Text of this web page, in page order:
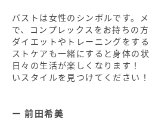
バストは女性のシンボルです。
で、コンプレックスをお持ちの
ダイエットやトレーニングをす
ストケアも一緒にすると身体の
日々の生活が楽しくなります！
いスタイルを見つけてください！
前田希美